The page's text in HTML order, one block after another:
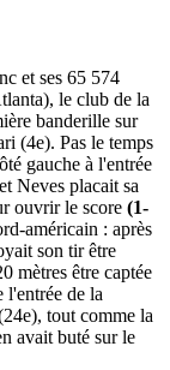
et ses 65 574
le club de la
banderille sur
(4e). Pas le temps
gauche à l'entrée
Neves placait sa
ouvrir le score (1-
américain : après
son tir être
mètres être captée
l'entrée de la
tout comme la
avait buté sur le